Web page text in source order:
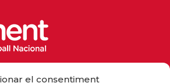
el consentiment